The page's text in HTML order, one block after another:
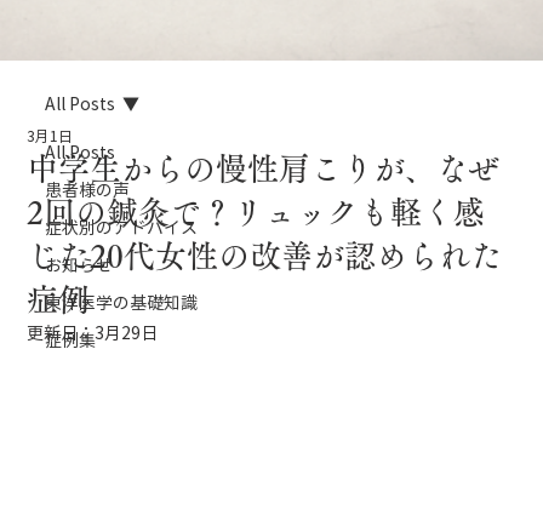
All Posts
患者様の声
症状別のアドバイス
お知らせ
東洋医学の基礎知識
症例集
All Posts
中学生からの慢性肩こりが、なぜ
2回の鍼灸で？リュックも軽く感
じた20代女性の改善が認められた
症例
3月1日
更新日：3月29日